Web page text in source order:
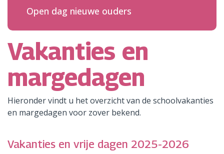
Open dag nieuwe ouders
Vakanties en
margedagen
Hieronder vindt u het overzicht van de schoolvakanties
en margedagen voor zover bekend.
Vakanties en vrije dagen 2025-2026